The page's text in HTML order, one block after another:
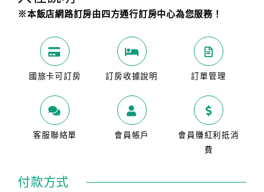
※本飯店網路訂房由四方通行訂房中心為您服務！
國旅卡可訂房 訂房收據說明 訂單管理
客服聯絡單 會員帳戶
會員賺紅利抵消
費
付款方式